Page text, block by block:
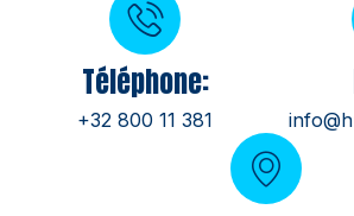
Téléphone:
+32 800 11 381